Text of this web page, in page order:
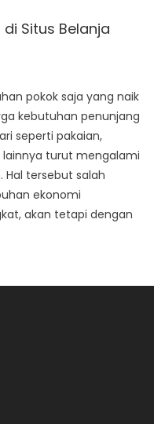
Situs Belanja
pokok saja yang naik
kebutuhan penunjang
seperti pakaian,
turut mengalami
Hal tersebut salah
ekonomi
akan tetapi dengan